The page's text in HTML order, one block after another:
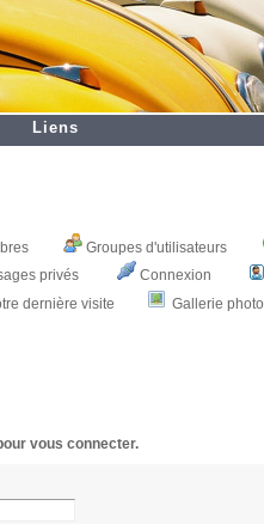
Liens
Groupes d'utilisateurs
privés Connexion
dernière visite
Gallerie photo
vous connecter.